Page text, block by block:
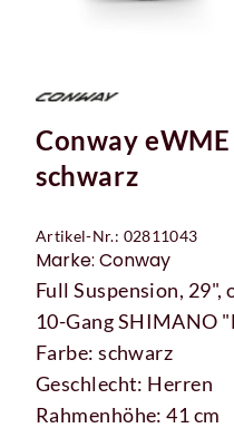
Conway
schwarz
Artikel-Nr.: 02811043
Marke: Conway
Full Suspension,
10-Gang SHIMANO
Farbe: schwarz
Geschlecht: Herren
Rahmenhöhe: 41 cm